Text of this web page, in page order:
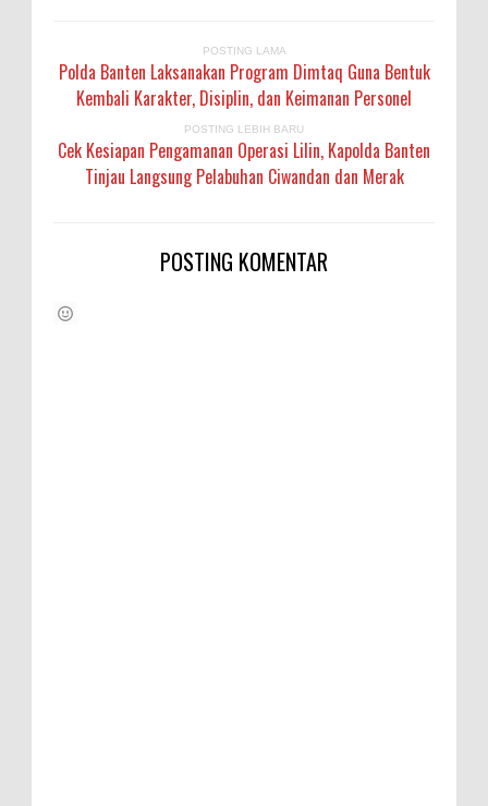
POSTING LAMA
Polda Banten Laksanakan Program Dimtaq Guna Bentuk
Kembali Karakter, Disiplin, dan Keimanan Personel
POSTING LEBIH BARU
Cek Kesiapan Pengamanan Operasi Lilin, Kapolda Banten
Tinjau Langsung Pelabuhan Ciwandan dan Merak
POSTING KOMENTAR